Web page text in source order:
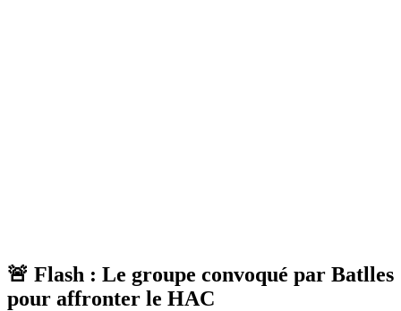
🚨 Flash : Le groupe convoqué par Batlles
pour affronter le HAC